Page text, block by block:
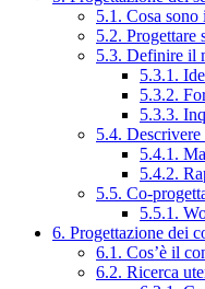
5.1. Cosa
5.2.
5.3. Definire il
5.3.1.
5.3.2.
5.3.3.
5.4.
5.4.1.
5.4.2.
5.5. Co-
5.5.1.
6. Progettazione dei
6.1. Cos’è il
6.2. Ricerca